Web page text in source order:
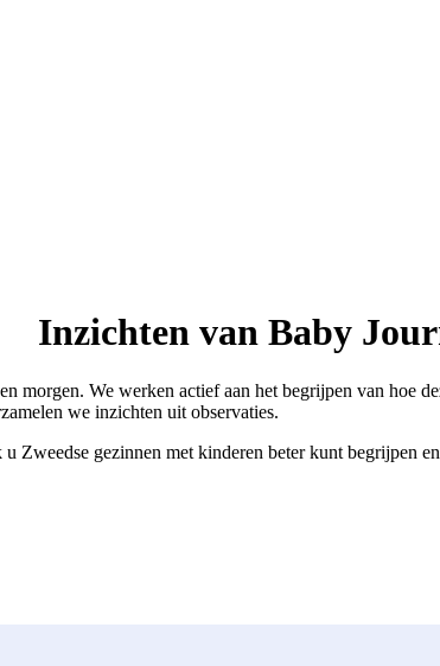
Inzichten van Baby
morgen. We werken actief aan het begrijpen van hoe
we inzichten uit observaties.
Zweedse gezinnen met kinderen beter kunt begrijpen